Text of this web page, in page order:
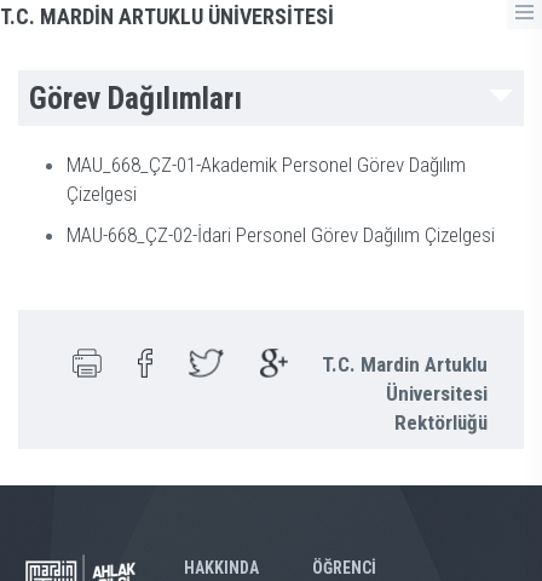
T.C. MARDİN ARTUKLU ÜNİVERSİTESİ
Görev Dağılımları
MAU_668_ÇZ-01-Akademik Personel Görev Dağılım
Çizelgesi
MAU-668_ÇZ-02-İdari Personel Görev Dağılım Çizelgesi
T.C. Mardin Artuklu
Üniversitesi
Rektörlüğü
HAKKINDA ÖĞRENCİ